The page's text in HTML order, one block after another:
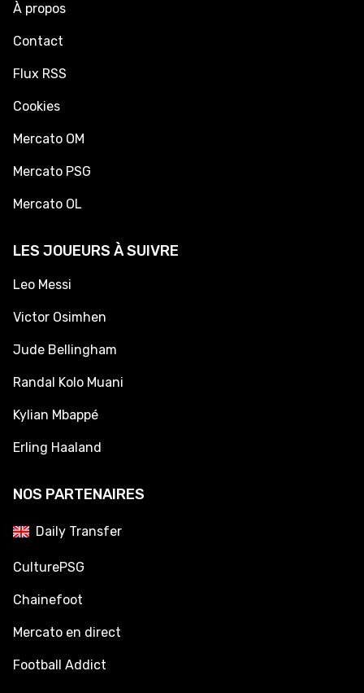
À propos
Contact
Flux RSS
Cookies
Mercato OM
Mercato PSG
Mercato OL
LES JOUEURS À SUIVRE
Leo Messi
Victor Osimhen
Jude Bellingham
Randal Kolo Muani
Kylian Mbappé
Erling Haaland
NOS PARTENAIRES
Daily Transfer
CulturePSG
Chainefoot
Mercato en direct
Football Addict